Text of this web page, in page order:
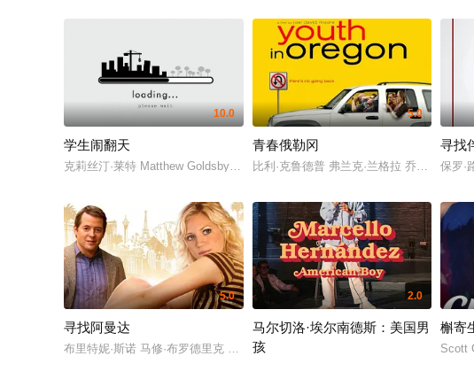
10.0
学生闹翻天
克莉丝汀·莱特 Matthew Goldsby 乔·弗洛德 米密·威德尔
5.0
青春俄勒冈
比利·克鲁德普 弗兰克·兰格拉 乔什·卢卡
寻找
保罗·
5.0
寻找阿曼达
布里特妮·斯诺 马修·布罗德里克 毛拉·蒂尔内
2.0
马尔切洛·埃尔南德斯：美国男
孩
槲寄
Scott